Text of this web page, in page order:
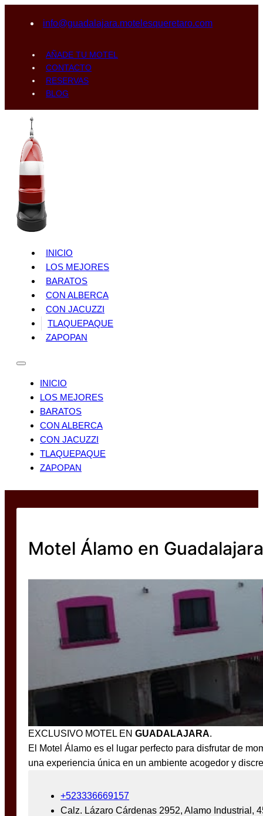
info@guadalajara.motelesqueretaro.com
AÑADE TU MOTEL
CONTACTO
RESERVAS
BLOG
INICIO
LOS MEJORES
BARATOS
CON ALBERCA
CON JACUZZI
TLAQUEPAQUE
ZAPOPAN
INICIO
LOS MEJORES
BARATOS
CON ALBERCA
CON JACUZZI
TLAQUEPAQUE
ZAPOPAN
Motel Álamo en Guadalajara
EXCLUSIVO MOTEL EN GUADALAJARA.
El Motel Álamo es el lugar perfecto para disfrutar de
una experiencia única en un ambiente acogedor y
+523336669157
Calz. Lázaro Cárdenas 2952, Alamo Industrial,